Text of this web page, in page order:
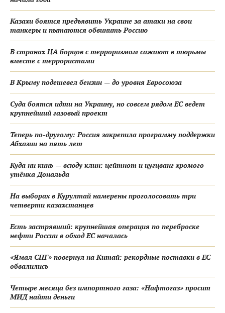
Казахи боятся предъявить Украине за атаки на свои
танкеры и пытаются обвинить Россию
В странах ЦА борцов с терроризмом сажают в тюрьмы
вместе с террористами
В Крыму подешевел бензин — до уровня Евросоюза
Суда боятся идти на Украину, но совсем рядом ЕС ведет
крупнейший газовый проект
Теперь по-другому: Россия закрепила программу поддержки
Абхазии на пять лет
Куда ни кинь — всюду клин: цейтнот и цугцванг хромого
утёнка Дональда
На выборах в Курултай намерены проголосовать три
четверти казахстанцев
Есть застрявший: крупнейшая операция по переброске
нефти России в обход ЕС началась
«Ямал СПГ» повернул на Китай: рекордные поставки в ЕС
обвалились
Четыре месяца без импортного газа: «Нафтогаз» просит
МИД найти деньги